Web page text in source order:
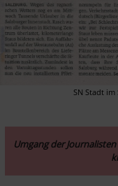
SN Stadt
Umgang der